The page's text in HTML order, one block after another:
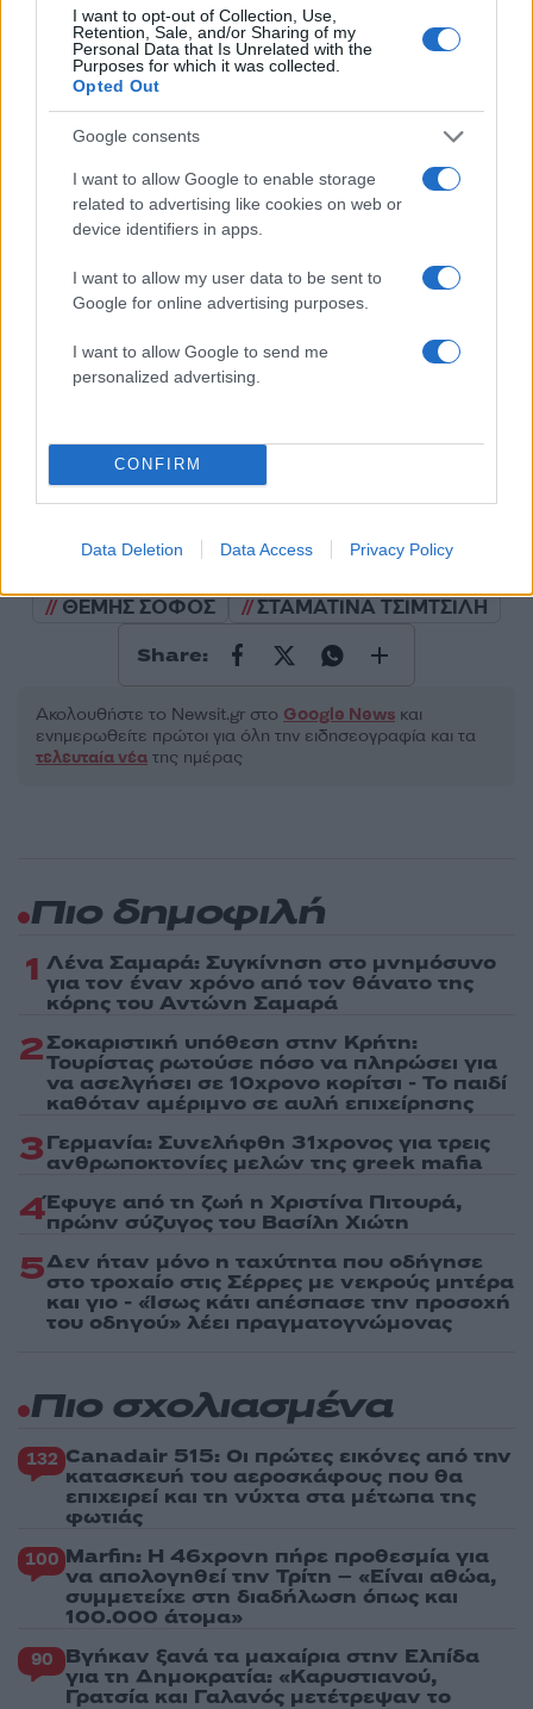
I want to opt-out of Collection, Use,
Retention, Sale, and/or Sharing of my
Personal Data that Is Unrelated with the
Purposes for which it was collected.
Opted Out
Google consents
I want to allow Google to enable storage
related to advertising like cookies on web or
device identifiers in apps.
I want to allow my user data to be sent to
Google for online advertising purposes.
I want to allow Google to send me
personalized advertising.
CONFIRM
Data Deletion Data Access Privacy Policy
Σχόλια
Σχολίασε εδώ
50 /50
Υποβολή σχολίου
Όροι Χρήσης της Google.
ΘΕΜΗΣ ΣΟΦΟΣ
ΣΤΑΜΑΤΙΝΑ ΤΣΙΜΤΣΙΛΗ
Share:
Ακολουθήστε το Νewsit.gr στο Google News και
ενημερωθείτε πρώτοι για όλη την ειδησεογραφία και τα
τελευταία νέα της ημέρας
Πιο δημοφιλή
1 Λένα Σαμαρά: Συγκίνηση στο μνημόσυνο
για τον έναν χρόνο από τον θάνατο της
κόρης του Αντώνη Σαμαρά
2Σοκαριστική υπόθεση στην Κρήτη:
Τουρίστας ρωτούσε πόσο να πληρώσει για
να ασελγήσει σε 10χρονο κορίτσι - Το παιδί
καθόταν αμέριμνο σε αυλή επιχείρησης
3Γερμανία: Συνελήφθη 31χρονος για τρεις
ανθρωποκτονίες μελών της greek mafia
4Έφυγε από τη ζωή η Χριστίνα Πιτουρά,
πρώην σύζυγος του Βασίλη Χιώτη
5Δεν ήταν μόνο η ταχύτητα που οδήγησε
στο τροχαίο στις Σέρρες με νεκρούς μητέρα
και γιο - «Ίσως κάτι απέσπασε την προσοχή
του οδηγού» λέει πραγματογνώμονας
Πιο σχολιασμένα
132 Canadair 515: Οι πρώτες εικόνες από την
κατασκευή του αεροσκάφους που θα
επιχειρεί και τη νύχτα στα μέτωπα της
φωτιάς
100 Marfin: Η 46χρονη πήρε προθεσμία για
να απολογηθεί την Τρίτη – «Είναι αθώα,
συμμετείχε στη διαδήλωση όπως και
100.000 άτομα»
90 Βγήκαν ξανά τα μαχαίρια στην Ελπίδα
για τη Δημοκρατία: «Καρυστιανού,
Γρατσία και Γαλανός μετέτρεψαν το